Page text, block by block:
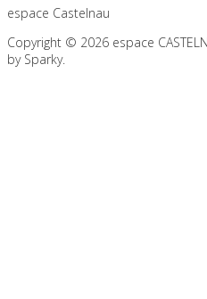
espace Castelnau
Copyright © 2026 espace
by Sparky.